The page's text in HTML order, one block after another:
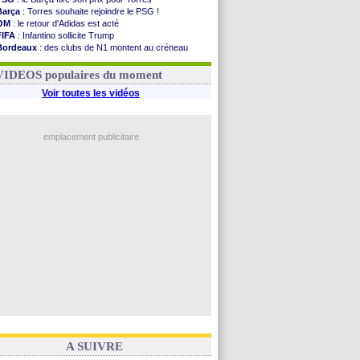
: Torres souhaite rejoindre le PSG !
: le retour d'Adidas est acté
: Infantino sollicite Trump
: des clubs de N1 montent au créneau
: le démenti de Leipzig pour Diomandé
populaires du moment
Voir toutes les vidéos
emplacement publicitaire
A SUIVRE